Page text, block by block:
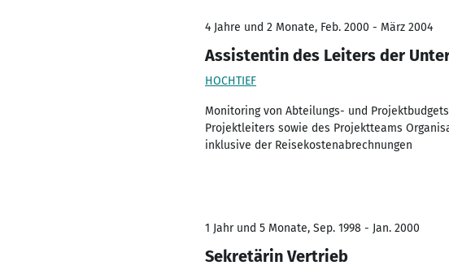
4 Jahre und 2 Monate, Feb. 2000 - März 2004
Assistentin des Leiters der
HOCHTIEF
Monitoring von Abteilungs- und
Projektleiters sowie des Projektteams
inklusive der Reisekostenabrechnungen
1 Jahr und 5 Monate, Sep. 1998 - Jan. 2000
Sekretärin Vertrieb